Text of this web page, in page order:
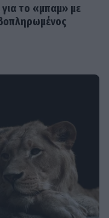
το «μπαμ» με